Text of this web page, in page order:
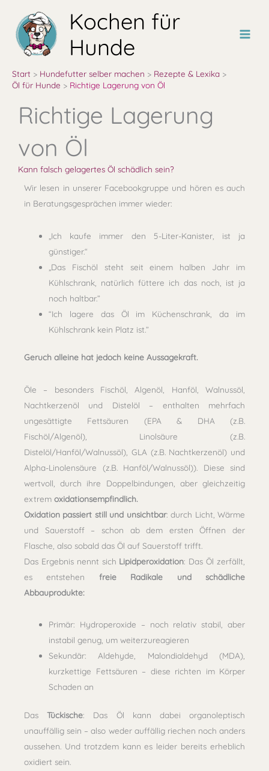
Inhalt
springen
Kochen für
Hunde
Start Hundefutter selber machen
Rezepte & Lexika
Öl für Hunde
Richtige Lagerung von Öl
Richtige Lagerung
von Öl
Kann falsch gelagertes Öl schädlich sein?
Wir lesen in unserer Facebookgruppe und hören es auch
in Beratungsgesprächen immer wieder:
„Ich kaufe immer den 5-Liter-Kanister, ist ja
günstiger.“
„Das Fischöl steht seit einem halben Jahr im
Kühlschrank, natürlich füttere ich das noch, ist ja
noch haltbar.”
“Ich lagere das Öl im Küchenschrank, da im
Kühlschrank kein Platz ist.”
Geruch alleine hat jedoch keine Aussagekraft.
Öle – besonders Fischöl, Algenöl, Hanföl, Walnussöl,
Nachtkerzenöl und Distelöl – enthalten mehrfach
ungesättigte Fettsäuren (EPA & DHA (z.B.
Fischöl/Algenöl), Linolsäure (z.B.
Distelöl/Hanföl/Walnussöl), GLA (z.B. Nachtkerzenöl) und
Alpha-Linolensäure (z.B. Hanföl/Walnussöl)). Diese sind
wertvoll, durch ihre Doppelbindungen, aber gleichzeitig
extrem oxidationsempfindlich.
Oxidation passiert still und unsichtbar: durch Licht, Wärme
und Sauerstoff – schon ab dem ersten Öffnen der
Flasche, also sobald das Öl auf Sauerstoff trifft.
Das Ergebnis nennt sich Lipidperoxidation: Das Öl zerfällt,
es entstehen freie Radikale und schädliche
Abbauprodukte:
Primär: Hydroperoxide – noch relativ stabil, aber
instabil genug, um weiterzureagieren
Sekundär: Aldehyde, Malondialdehyd (MDA),
kurzkettige Fettsäuren – diese richten im Körper
Schaden an
DasTückische: Das Öl kann dabei organoleptisch
unauffällig sein – also weder auffällig riechen noch anders
aussehen. Und trotzdem kann es leider bereits erheblich
oxidiert sein.